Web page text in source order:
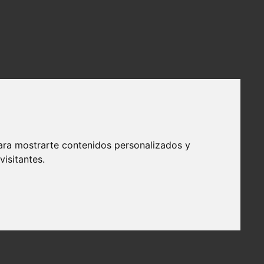
mostrarte contenidos personalizados y